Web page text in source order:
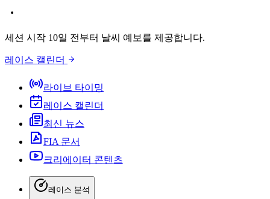
세션 시작 10일 전부터 날씨 예보를 제공합니다.
레이스 캘린더
라이브 타이밍
레이스 캘린더
최신 뉴스
FIA 문서
크리에이터 콘텐츠
레이스 분석